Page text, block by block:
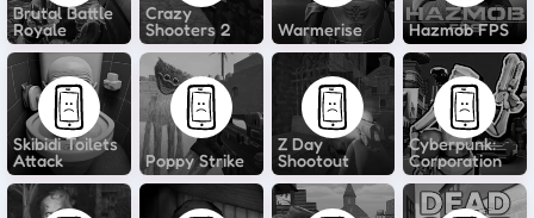
Brutal Battle
Royale
Crazy
Shooters 2
Warmerise Hazmob FPS
Skibidi Toilets
Attack
Poppy Strike
Z Day
Shootout
Cyberpunk:
Corporation